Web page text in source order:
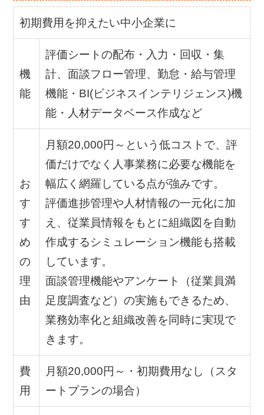
初期費用を抑えたい中小企業に
機
能
評価シートの配布・入力・回収・集
計、面談フロー管理、勤怠・給与管理
機能・BI(ビジネスインテリジェンス)機
能・人材データベース作成など
お
す
す
め
の
理
由
月額20,000円～という低コストで、評
価だけでなく人事業務に必要な機能を
幅広く網羅している点が強みです。
評価進捗管理や人材情報の一元化に加
え、従業員情報をもとに組織図を自動
作成するシミュレーション機能も搭載
しています。
面談管理機能やアンケート（従業員満
足度調査など）の実施もできるため、
業務効率化と組織改善を同時に実現で
きます。
費
用
月額20,000円～・初期費用なし（スタ
ートプランの場合）